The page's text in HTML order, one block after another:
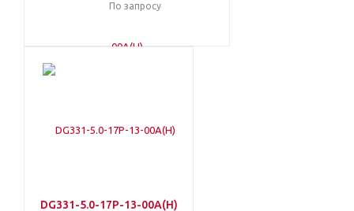
По запросу
DG331-5.0-17P-13-00A(H)